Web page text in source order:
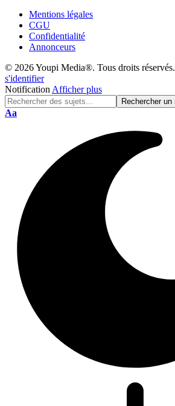
Mentions légales
CGU
Confidentialité
Annonceurs
© 2026 Youpi Media®. Tous droits réservés.
s'identifier
Notification Afficher plus
Réinitialisation
Aa